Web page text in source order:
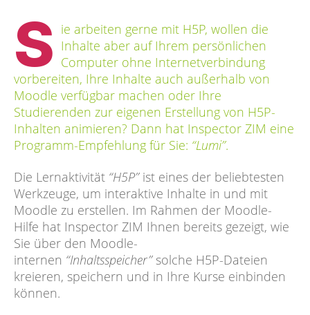
S ie arbeiten gerne mit H5P, wollen die
Inhalte aber auf Ihrem persönlichen
Computer ohne Internetverbindung
vorbereiten, Ihre Inhalte auch außerhalb von
Moodle verfügbar machen oder Ihre
Studierenden zur eigenen Erstellung von H5P-
Inhalten animieren? Dann hat Inspector ZIM eine
Programm-Empfehlung für Sie: “Lumi”.
Die Lernaktivität “H5P”ist eines der beliebtesten
Werkzeuge, um interaktive Inhalte in und mit
Moodle zu erstellen. Im Rahmen der Moodle-
Hilfe hat Inspector ZIM Ihnen bereits gezeigt, wie
Sie über den Moodle-
internen “Inhaltsspeicher”solche H5P-Dateien
kreieren, speichern und in Ihre Kurse einbinden
können.